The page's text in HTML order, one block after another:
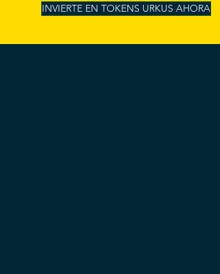
INVIERTE EN TOKENS URKUS AHORA